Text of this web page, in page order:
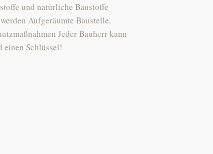
und natürliche Baustoffe
Aufgeräumte Baustelle.
Jeder Bauherr kann
einen Schlüssel!